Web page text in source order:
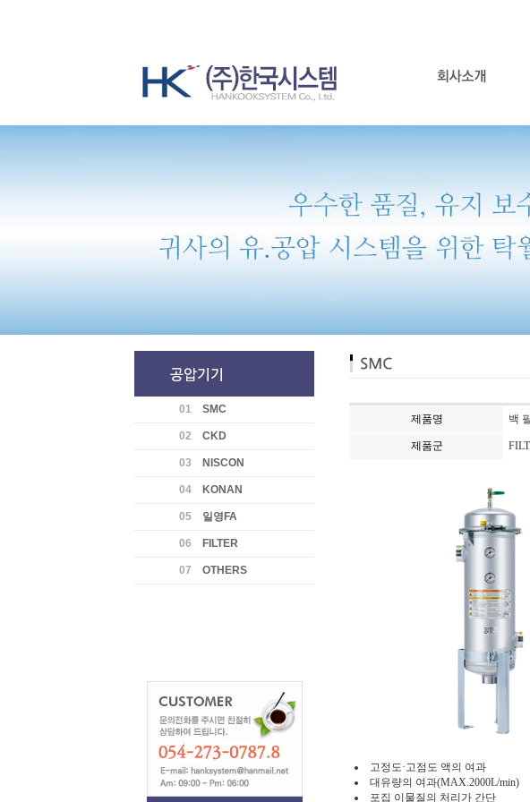
01 SMC
02 CKD
03 NISCON
04 KONAN
05 일영FA
06 FILTER
07 OTHERS
제품명 백
제품군
고정도·고점도 액의 여과
대유량의 여과(MAX.2000L/min)
포집 이물질의 처리가 간단